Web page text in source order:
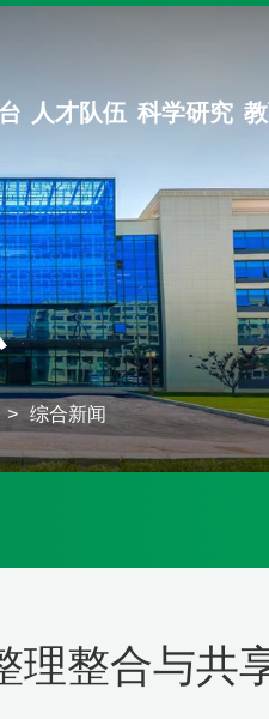
人才队伍 科学研究
> 综合新闻
理整合与共